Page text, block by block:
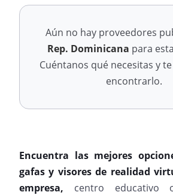
Aún no hay proveedores
Rep. Dominicana para
Cuéntanos qué necesitas y
encontrarlo.
Encuentra las mejores
gafas y visores de realidad
empresa, centro educativo